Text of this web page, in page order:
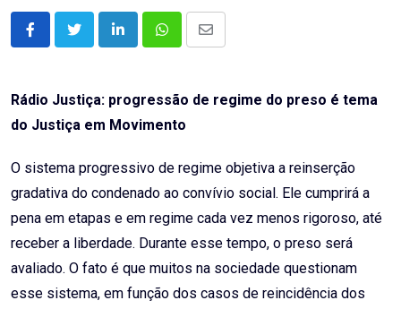
LinkedInWhatsappShare
Email
Rádio Justiça: progressão de regime do preso é tema
do Justiça em Movimento
O sistema progressivo de regime objetiva a reinserção
gradativa do condenado ao convívio social. Ele cumprirá a
pena em etapas e em regime cada vez menos rigoroso, até
receber a liberdade. Durante esse tempo, o preso será
avaliado. O fato é que muitos na sociedade questionam
esse sistema, em função dos casos de reincidência dos